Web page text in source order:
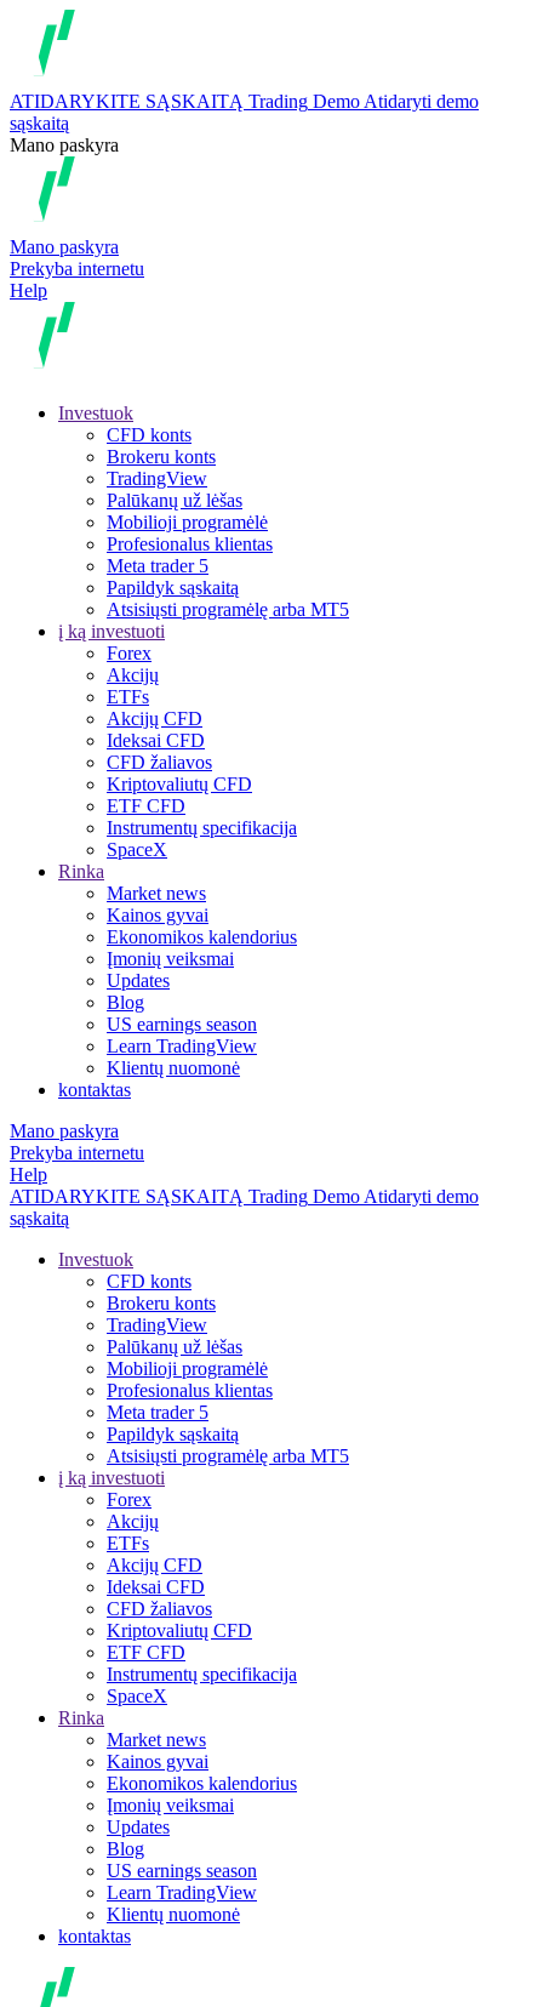
ATIDARYKITE SĄSKAITĄ Trading Demo Atidaryti demo
sąskaitą
Mano paskyra
Mano paskyra
Prekyba internetu
Help
Investuok
CFD konts
Brokeru konts
TradingView
Palūkanų už lėšas
Mobilioji programėlė
Profesionalus klientas
Meta trader 5
Papildyk sąskaitą
Atsisiųsti programėlę arba MT5
į ką investuoti
Forex
Akcijų
ETFs
Akcijų CFD
Ideksai CFD
CFD žaliavos
Kriptovaliutų CFD
ETF CFD
Instrumentų specifikacija
SpaceX
Rinka
Market news
Kainos gyvai
Ekonomikos kalendorius
Įmonių veiksmai
Updates
Blog
US earnings season
Learn TradingView
Klientų nuomonė
kontaktas
Mano paskyra
Prekyba internetu
Help
ATIDARYKITE SĄSKAITĄ Trading Demo Atidaryti demo
sąskaitą
Investuok
CFD konts
Brokeru konts
TradingView
Palūkanų už lėšas
Mobilioji programėlė
Profesionalus klientas
Meta trader 5
Papildyk sąskaitą
Atsisiųsti programėlę arba MT5
į ką investuoti
Forex
Akcijų
ETFs
Akcijų CFD
Ideksai CFD
CFD žaliavos
Kriptovaliutų CFD
ETF CFD
Instrumentų specifikacija
SpaceX
Rinka
Market news
Kainos gyvai
Ekonomikos kalendorius
Įmonių veiksmai
Updates
Blog
US earnings season
Learn TradingView
Klientų nuomonė
kontaktas